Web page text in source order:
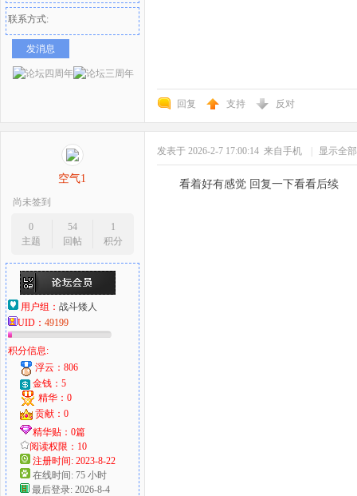
联系方式:
发消息
回复 支持 反对
空气1
尚未签到
0
主题
54
回帖
1
积分
用户组： 战斗矮人
UID： 49199
积分信息:
浮云：806
金钱：5
精华：0
贡献：0
精华贴：0篇
阅读权限：10
注册时间: 2023-8-22
在线时间: 75 小时
最后登录: 2026-8-4
发表于 2026-2-7 17:00:14 来自手机 显示全
看着好有感觉 回复一下看看后续